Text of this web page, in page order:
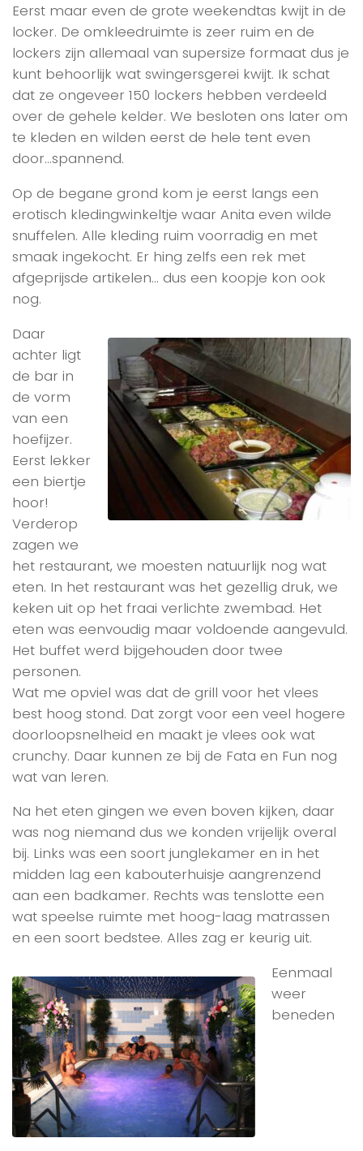
Eerst maar even de grote weekendtas kwijt in de
locker. De omkleedruimte is zeer ruim en de
lockers zijn allemaal van supersize formaat dus je
kunt behoorlijk wat swingersgerei kwijt. Ik schat
dat ze ongeveer 150 lockers hebben verdeeld
over de gehele kelder. We besloten ons later om
te kleden en wilden eerst de hele tent even
door…spannend.
Op de begane grond kom je eerst langs een
erotisch kledingwinkeltje waar Anita even wilde
snuffelen. Alle kleding ruim voorradig en met
smaak ingekocht. Er hing zelfs een rek met
afgeprijsde artikelen… dus een koopje kon ook
nog.
Daar
achter ligt
de bar in
de vorm
van een
hoefijzer.
Eerst lekker
een biertje
hoor!
Verderop
zagen we
het restaurant, we moesten natuurlijk nog wat
eten. In het restaurant was het gezellig druk, we
keken uit op het fraai verlichte zwembad. Het
eten was eenvoudig maar voldoende aangevuld.
Het buffet werd bijgehouden door twee
personen.
Wat me opviel was dat de grill voor het vlees
best hoog stond. Dat zorgt voor een veel hogere
doorloopsnelheid en maakt je vlees ook wat
crunchy. Daar kunnen ze bij de Fata en Fun nog
wat van leren.
Na het eten gingen we even boven kijken, daar
was nog niemand dus we konden vrijelijk overal
bij. Links was een soort junglekamer en in het
midden lag een kabouterhuisje aangrenzend
aan een badkamer. Rechts was tenslotte een
wat speelse ruimte met hoog-laag matrassen
en een soort bedstee. Alles zag er keurig uit.
Eenmaal
weer
beneden